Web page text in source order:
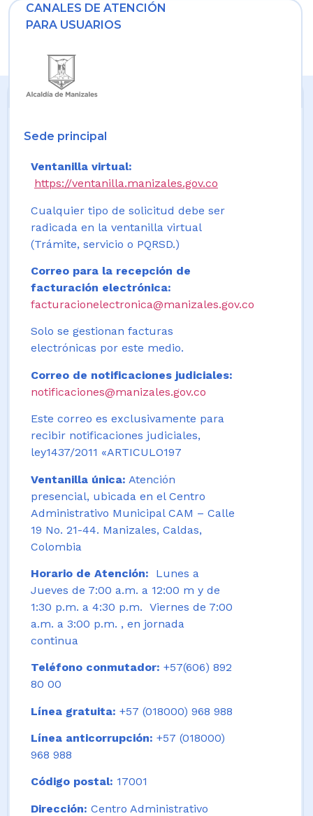
CANALES DE ATENCIÓN
PARA USUARIOS
Sede principal
Ventanilla virtual:
https://ventanilla.manizales.gov.co
Cualquier tipo de solicitud debe ser
radicada en la ventanilla virtual
(Trámite, servicio o PQRSD.)
Correo para la recepción de
facturación electrónica:
facturacionelectronica@manizales.gov.co
Solo se gestionan facturas
electrónicas por este medio.
Correo de notificaciones judiciales:
notificaciones@manizales.gov.co
Este correo es exclusivamente para
recibir notificaciones judiciales,
ley1437/2011 «ARTICULO197
Ventanilla única: Atención
presencial, ubicada en el Centro
Administrativo Municipal CAM – Calle
19 No. 21-44. Manizales, Caldas,
Colombia
Horario de Atención:
Lunes a
Jueves de 7:00 a.m. a 12:00 m y de
1:30 p.m. a 4:30 p.m. Viernes de 7:00
a.m. a 3:00 p.m. , en jornada
continua
Teléfono conmutador: +57(606) 892
80 00
Línea gratuita: +57 (018000) 968 988
Línea anticorrupción: +57 (018000)
968 988
Código postal: 17001
Dirección: Centro Administrativo